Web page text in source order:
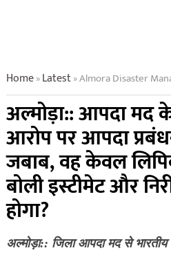
Home»Latest»Almora Disaster Management
अल्मोड़ा:: आपदा मद
आरोप पर आपदा
जबाब, वह केवल
बोली इस्टीमेट और
होगा?
अल्मोड़ा:: जिला आपदा मद से भारतीय